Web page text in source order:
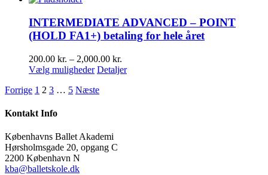
INTERMEDIATE ADVANCED – POINT
(HOLD FA1+) betaling for hele året
200.00 kr. – 2,000.00 kr.
200.00 kr.
Vælg muligheder Dette
har
kan
vælges
på
Detaljer
Forrige 1 2 3 … 5 Næste
Kontakt Info
Københavns Ballet Akademi
Hørsholmsgade 20, opgang C
2200 København N
kba@balletskole.dk